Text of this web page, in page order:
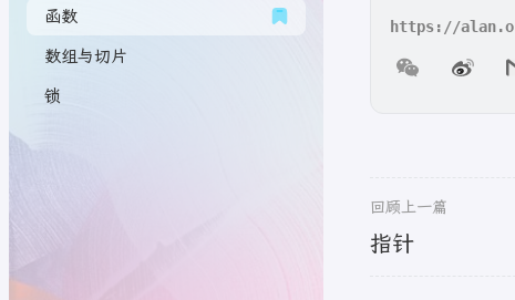
函数
数组与切片
锁
回顾上一篇
指针